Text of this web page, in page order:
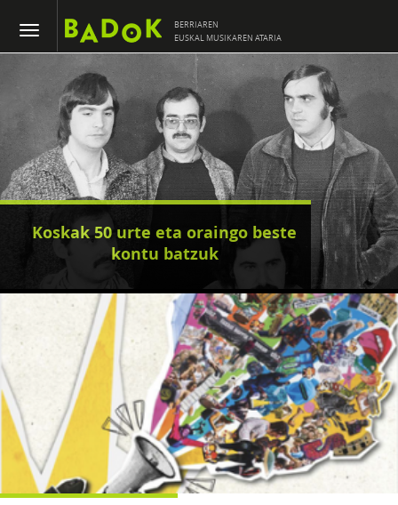
BERRIAREN
EUSKAL MUSIKAREN ATARIA
Koskak 50 urte eta oraingo beste
kontu batzuk